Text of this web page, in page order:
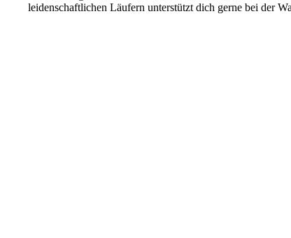
leidenschaftlichen Läufern unterstützt dich gerne bei der